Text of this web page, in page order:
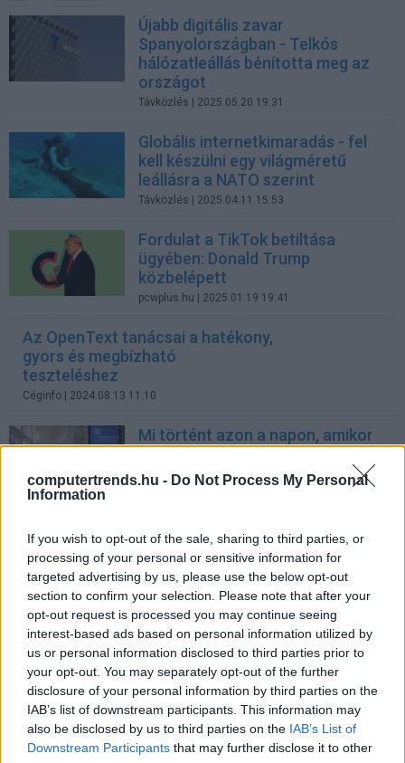
computertrends.hu - Do Not Process My Personal
Information
If you wish to opt-out of the sale, sharing to third parties, or
processing of your personal or sensitive information for
targeted advertising by us, please use the below opt-out
section to confirm your selection. Please note that after your
opt-out request is processed you may continue seeing
interest-based ads based on personal information utilized by
us or personal information disclosed to third parties prior to
your opt-out. You may separately opt-out of the further
disclosure of your personal information by third parties on the
IAB’s list of downstream participants. This information may
also be disclosed by us to third parties on the IAB’s List of
Downstream Participants that may further disclose it to other
Újabb digitális zavar
Spanyolországban - Telkós
hálózatleállás bénította meg az
országot
Távközlés | 2025.05.20 19:31
Globális internetkimaradás - fel
kell készülni egy világméretű
leállásra a NATO szerint
Távközlés | 2025.04.11 15:53
Fordulat a TikTok betiltása
ügyében: Donald Trump
közbelépett
pcwplus.hu | 2025.01.19 19:41
Az OpenText tanácsai a hatékony,
gyors és megbízható
teszteléshez
Céginfo | 2024.08.13 11:10
Mi történt azon a napon, amikor
incidens, és ami mögötte van
ESET: ezután is javasolt a
hivatalos szoftverfrissítések és
hibajavítások letöltése
Biztonság| 2024.07.28 08:41
Amit a globális informatikai kiesés
mögött álló cégről nem árt tudni
Kávészünet| 2024.07.19 19:26
Nagy baj van: világszerte tömeges
leállásokat okoz egy ismeretlen
informatikai hiba